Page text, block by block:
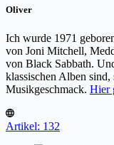
Oliver
Ich wurde 1971
von Joni Mitchell,
von Black Sabbath.
klassischen Alben
Musikgeschmack. Hier
Artikel: 132